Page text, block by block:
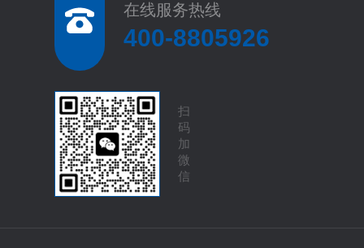
在线服务热线
400-8805926
扫
码
加
微
信